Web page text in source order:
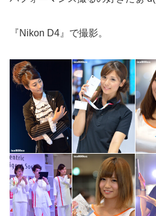
『Nikon D4』で撮影。